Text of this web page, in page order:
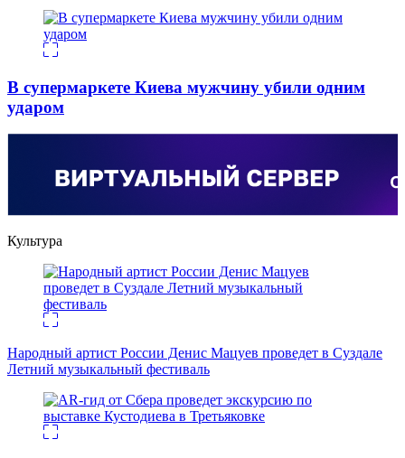
В супермаркете Киева мужчину убили одним
ударом
Культура
Народный артист России Денис Мацуев проведет в Суздале
Летний музыкальный фестиваль